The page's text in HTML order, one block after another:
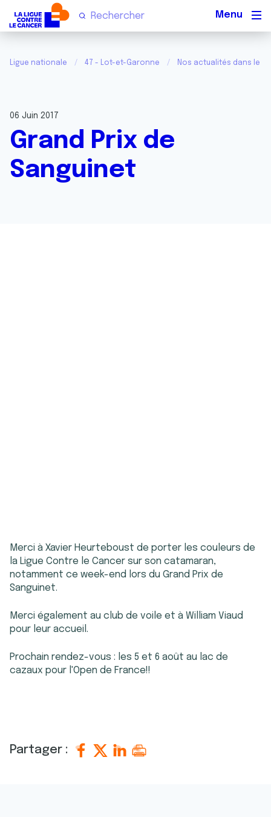
Ligue nationale 47 - Lot-et-Garonne Nos actualités dans le
06 Juin 2017
Grand Prix de
Sanguinet
Merci à Xavier Heurteboust de porter les couleurs de
la Ligue Contre le Cancer sur son catamaran,
notamment ce week-end lors du Grand Prix de
Sanguinet.
Merci également au club de voile et à William Viaud
pour leur accueil.
Prochain rendez-vous : les 5 et 6 août au lac de
cazaux pour l'Open de France!!
Partager :